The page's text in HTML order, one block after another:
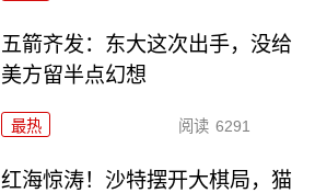
五箭齐发：东大这次出手，没给
美方留半点幻想
最热 阅读 6291
红海惊涛！沙特摆开大棋局，猫